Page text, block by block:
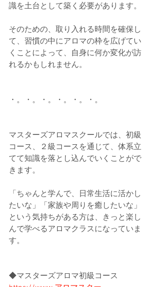
識を土台として築く必要があります。
そのための、取り入れる時間を確保し
て、習慣の中にアロマの枠を広げてい
くことによって、自身に何か変化が訪
れるかもしれません。
・。・。・。・。・。・。
マスターズアロマスクールでは、初級
コース、２級コースを通じて、体系立
てて知識を落とし込んでいくことがで
きます。
「ちゃんと学んで、日常生活に活かし
たいな」「家族や周りを癒したいな」
という気持ちがある方は、きっと楽し
んで学べるアロマクラスになっていま
す。
◆マスターズアロマ初級コース